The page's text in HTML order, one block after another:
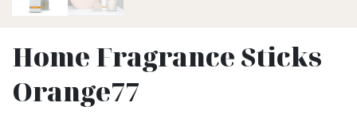
Home Fragrance Sticks
Orange77